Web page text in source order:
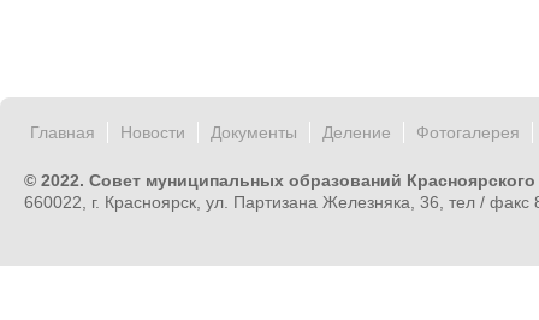
Главная Новости Документы Деление Фотогалерея
© 2022. Совет муниципальных образований Красноярского
660022, г. Красноярск, ул. Партизана Железняка, 36, тел /